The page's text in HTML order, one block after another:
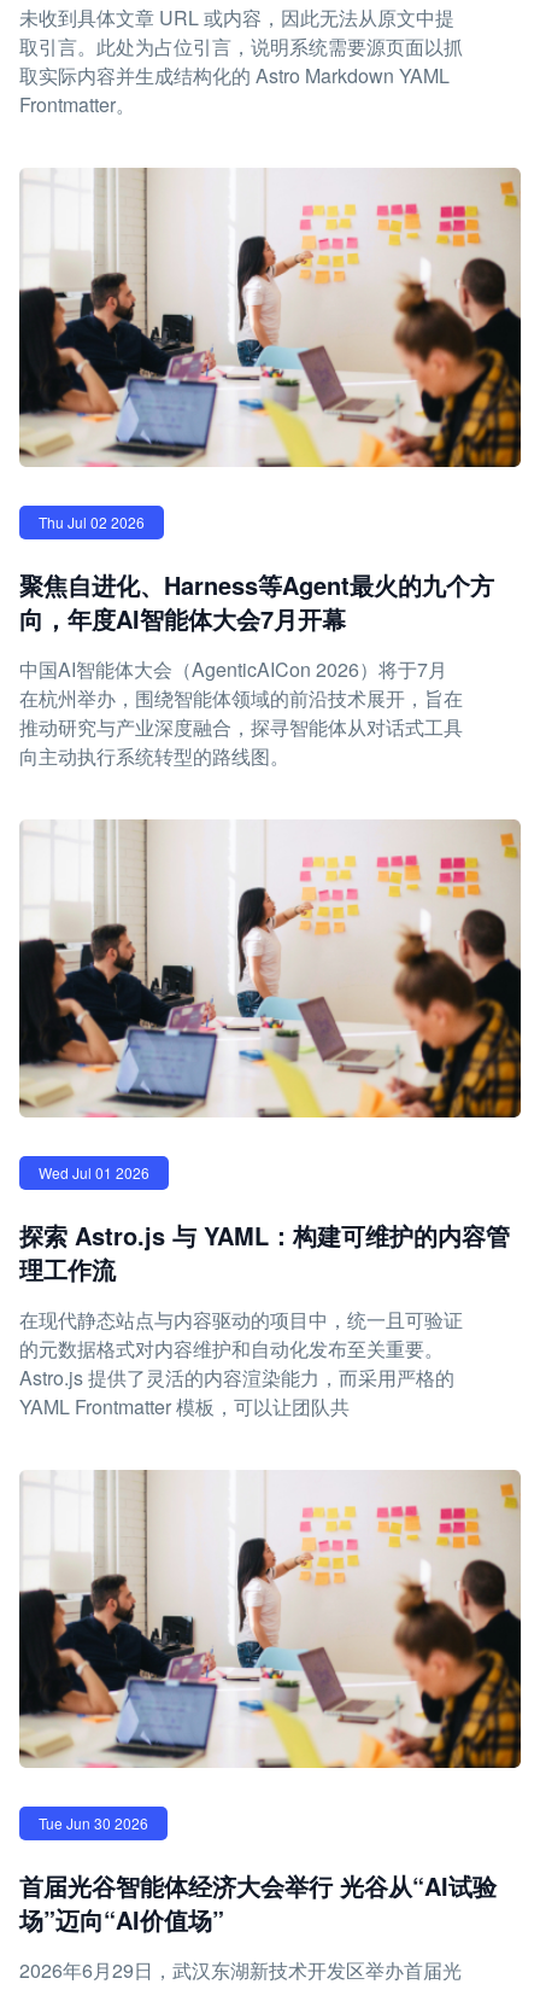
未收到具体文章 URL 或内容，因此无法从原文中提
取引言。此处为占位引言，说明系统需要源页面以抓
取实际内容并生成结构化的 Astro Markdown YAML
Frontmatter。
Thu Jul 02 2026
聚焦自进化、Harness等Agent最火的九个方
向，年度AI智能体大会7月开幕
中国AI智能体大会（AgenticAICon 2026）将于7月
在杭州举办，围绕智能体领域的前沿技术展开，旨在
推动研究与产业深度融合，探寻智能体从对话式工具
向主动执行系统转型的路线图。
Wed Jul 01 2026
探索 Astro.js 与 YAML：构建可维护的内容管
理工作流
在现代静态站点与内容驱动的项目中，统一且可验证
的元数据格式对内容维护和自动化发布至关重要。
Astro.js 提供了灵活的内容渲染能力，而采用严格的
YAML Frontmatter 模板，可以让团队共
Tue Jun 30 2026
首届光谷智能体经济大会举行 光谷从“AI试验
场”迈向“AI价值场”
2026年6月29日，武汉东湖新技术开发区举办首届光